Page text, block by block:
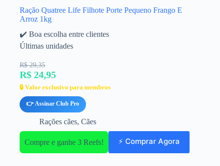
Ração Quatree Life Filhote Porte Pequeno Frango E
Arroz 1kg
✔️ Boa escolha entre clientes
Últimas unidades
R$ 29,35
R$ 24,95
🔒 Valor exclusivo para membros
👉 Assinar Club Pro
Rações cães, Cães
Compre e ganhe 3 Reefs! ⚡ Comprar Agora